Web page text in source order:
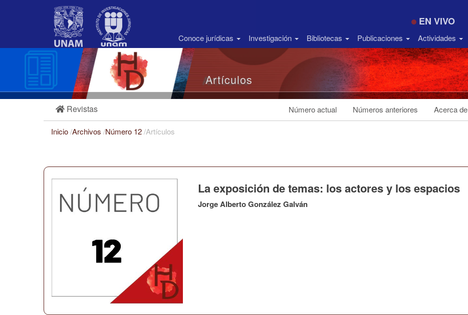
Barra
EN VIVO
Conoce jurídicas Investigación Bibliotecas Publicaciones Actividades
Artículos
Revistas Número actual Números anteriores Acerca de
Inicio/Archivos /Número 12/Artículos
La exposición de temas: los actores y los espacios
Jorge Alberto González Galván